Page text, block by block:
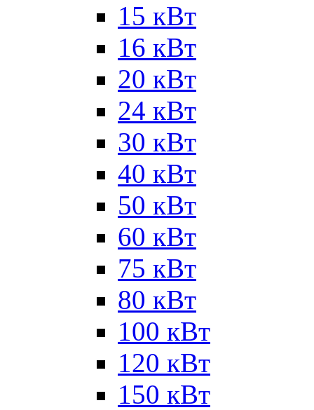
15 кВт
16 кВт
20 кВт
24 кВт
30 кВт
40 кВт
50 кВт
60 кВт
75 кВт
80 кВт
100 кВт
120 кВт
150 кВт